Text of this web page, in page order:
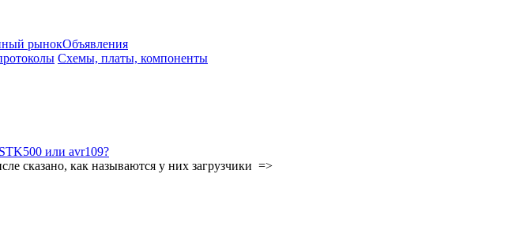
рынокОбъявления
Схемы, платы, компоненты
или avr109?
сказано, как называются у них загрузчики =>